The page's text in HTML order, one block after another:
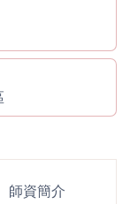
師資簡介